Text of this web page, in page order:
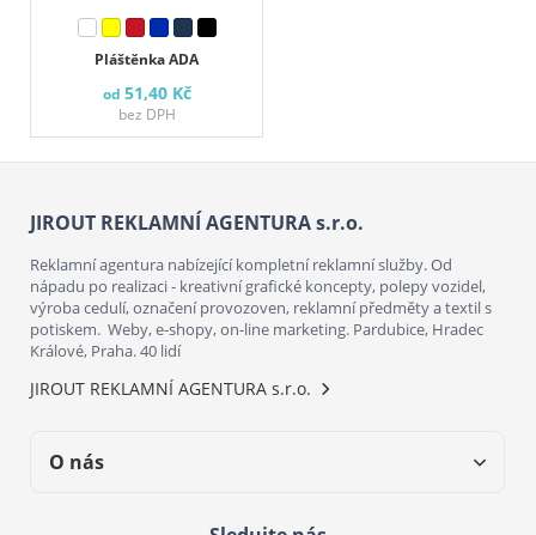
Pláštěnka ADA
od 51,40 Kč
bez DPH
JIROUT REKLAMNÍ AGENTURA s.r.o.
Reklamní agentura nabízející kompletní reklamní služby. Od
nápadu po realizaci - kreativní grafické koncepty, polepy vozidel,
výroba cedulí, označení provozoven, reklamní předměty a textil s
potiskem. Weby, e-shopy, on-line marketing. Pardubice, Hradec
Králové, Praha. 40 lidí
JIROUT REKLAMNÍ AGENTURA s.r.o.
O nás